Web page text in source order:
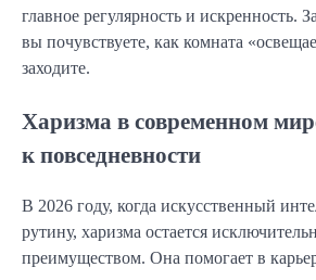
главное регулярность и искренность.
вы почувствуете, как комната
заходите.
Харизма в современном
к повседневности
В 2026 году, когда искусственный
рутину, харизма остается
преимуществом. Она помогает в